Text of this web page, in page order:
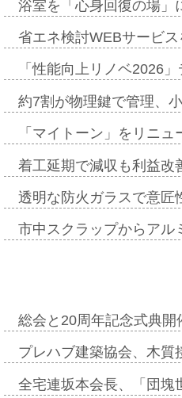
浴室を「心身回復の場
省エネ検討WEBサービ
「性能向上リノベ2026
約7割が物理鍵で管理、
「マイトーン」をリニ
着工延期で減収も利益
透明な防火ガラスで意
市中スクラップからア
総会と20周年記念式典
プレハブ建築協会、木
全宅連坂本会長、「団